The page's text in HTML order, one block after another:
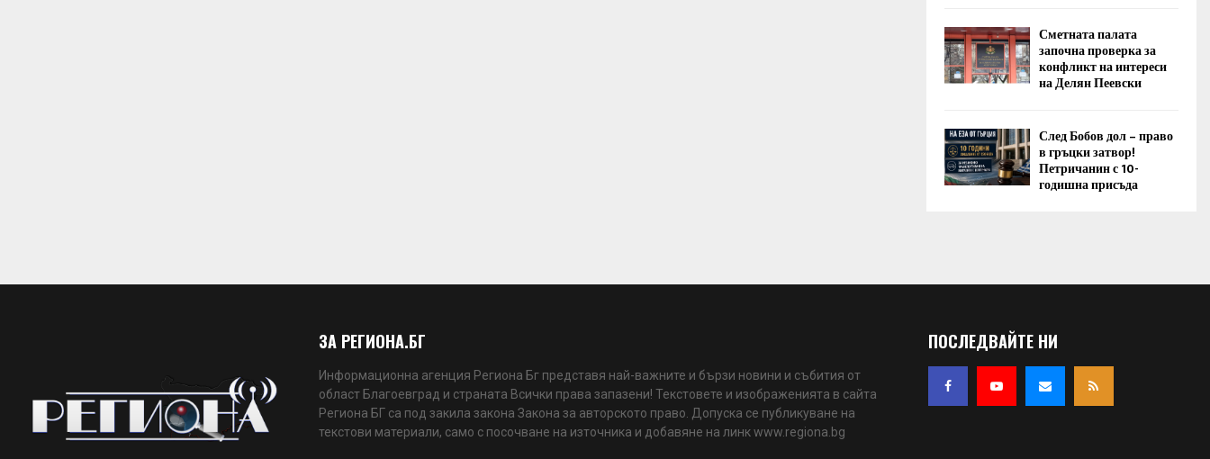
Сметната палата
започна проверка за
конфликт на интереси
на Делян Пеевски
След Бобов дол – право
в гръцки затвор!
Петричанин с 10-
годишна присъда
ЗА РЕГИОНА.БГ
Информационна агенция Региона Бг представя най-важните и бързи новини и събития от
област Благоевград и страната Всички права запазени! Текстовете и изображенията в сайта
Региона БГ са под закила закона Закона за авторското право. Допуска се публикуване на
текстови материали, само с посочване на източника и добавяне на линк www.regiona.bg
ПОСЛЕДВАЙТЕ НИ